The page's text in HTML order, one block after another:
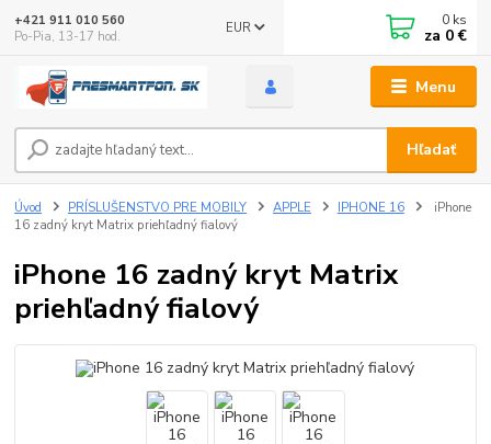
Menu
EUR
Hľadať
+421 911 010 560
Po-Pia, 13-17 hod.
0 ks
za 0 €
Úvod PRÍSLUŠENSTVO PRE MOBILY APPLE IPHONE 16
iPhone
16 zadný kryt Matrix priehľadný fialový
iPhone 16 zadný kryt Matrix
priehľadný fialový